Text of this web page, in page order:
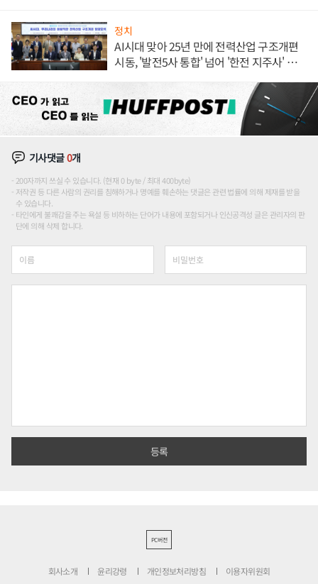
정치
AI시대 맞아 25년 만에 전력산업 구조개편
시동, '발전5사 통합' 넘어 '한전 지주사' 재편
기사댓글0개
200자까지 쓰실 수 있습니다. (현재 0 byte / 최대 400byte)
저작권 등 다른 사람의 권리를 침해하거나 명예를 훼손하는 댓글은 관련 법률에 의해 제재를 받을
수 있습니다.
타인에게 불쾌감을 주는 욕설 등 비하하는 단어가 내용에 포함되거나 인신공격성 글은 관리자의 판
단에 의해 삭제 합니다.
PC버전
회사소개 윤리강령 개인정보처리방침 이용자위원회